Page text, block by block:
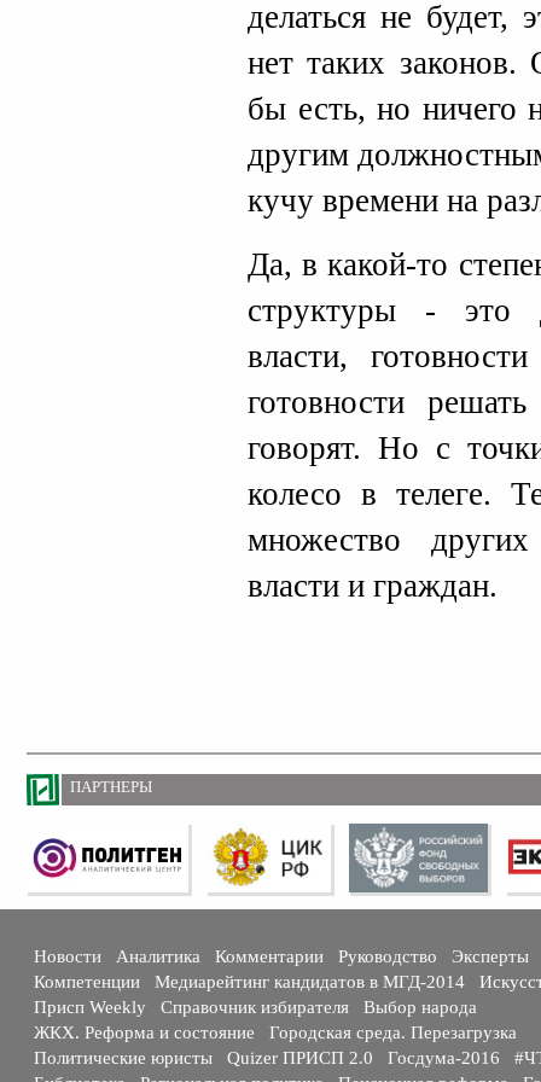
делаться не
нет таких
бы есть, но ничего
другим
кучу времени на
Да, в какой-то
структуры - это
власти,
готовности
говорят. Но с
колесо в телеге.
множество
власти и граждан.
ПАРТНЕРЫ
Новости Аналитика Комментарии Руководство
Эксперты
Компетенции
Медиарейтинг кандидатов в МГД-2014
Присп Weekly
Справочник избирателя
Выбор народа
ЖКХ. Реформа и состояние
Городская среда. Перезагрузка
Политические юристы
Quizer ПРИСП 2.0 Госдума-2016